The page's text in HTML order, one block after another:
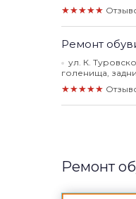
★★★★★
Ремонт
ул. К.
голенища,
★★★★★
Ремонт